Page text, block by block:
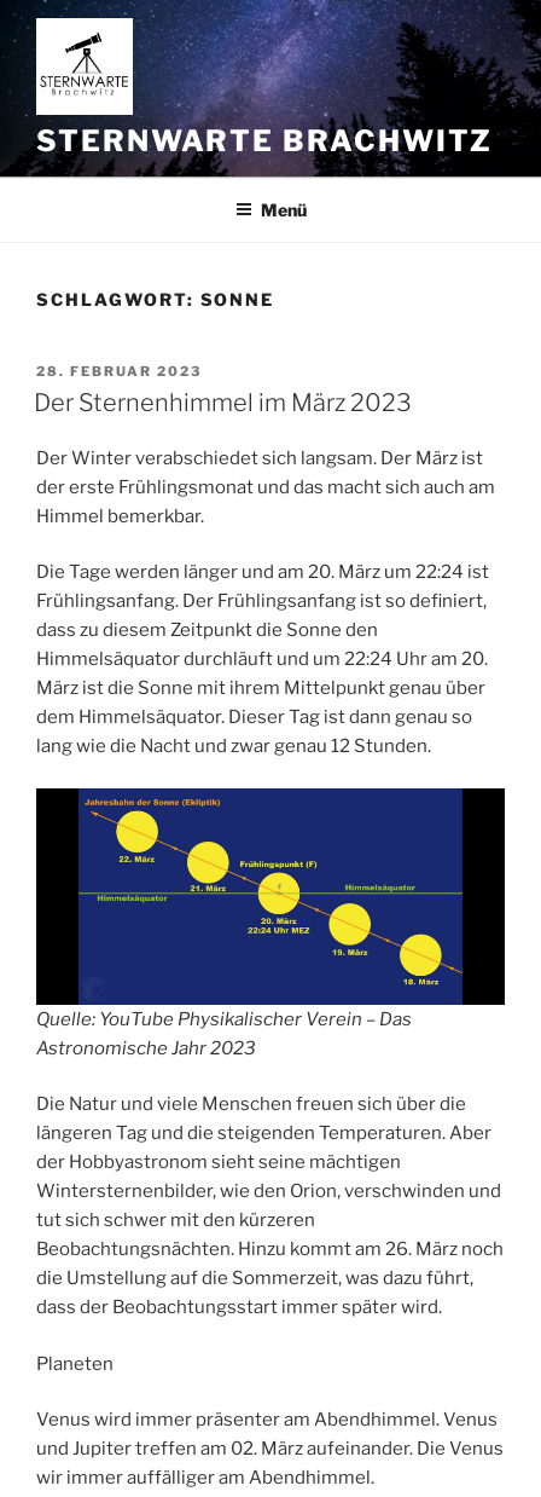
Zum
Inhalt
springen
STERNWARTE BRACHWITZ
Menü
SCHLAGWORT: SONNE
VERÖFFENTLICHT
AM
28. FEBRUAR 2023
Der Sternenhimmel im März 2023
Der Winter verabschiedet sich langsam. Der März ist
der erste Frühlingsmonat und das macht sich auch am
Himmel bemerkbar.
Die Tage werden länger und am 20. März um 22:24 ist
Frühlingsanfang. Der Frühlingsanfang ist so definiert,
dass zu diesem Zeitpunkt die Sonne den
Himmelsäquator durchläuft und um 22:24 Uhr am 20.
März ist die Sonne mit ihrem Mittelpunkt genau über
dem Himmelsäquator. Dieser Tag ist dann genau so
lang wie die Nacht und zwar genau 12 Stunden.
Quelle: YouTube Physikalischer Verein – Das
Astronomische Jahr 2023
Die Natur und viele Menschen freuen sich über die
längeren Tag und die steigenden Temperaturen. Aber
der Hobbyastronom sieht seine mächtigen
Wintersternenbilder, wie den Orion, verschwinden und
tut sich schwer mit den kürzeren
Beobachtungsnächten. Hinzu kommt am 26. März noch
die Umstellung auf die Sommerzeit, was dazu führt,
dass der Beobachtungsstart immer später wird.
Planeten
Venus wird immer präsenter am Abendhimmel. Venus
und Jupiter treffen am 02. März aufeinander. Die Venus
wir immer auffälliger am Abendhimmel.